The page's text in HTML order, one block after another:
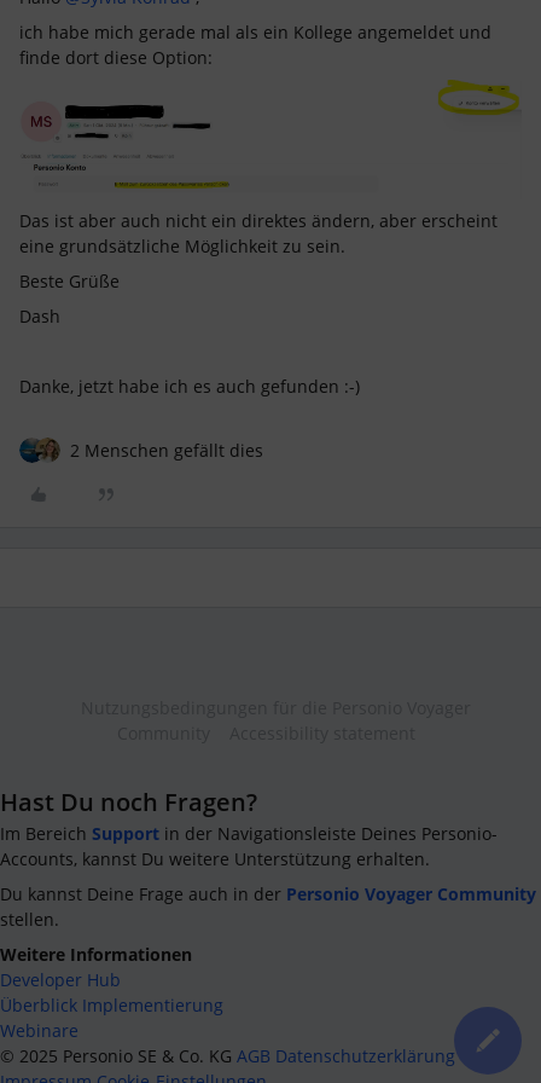
ich habe mich gerade mal als ein Kollege angemeldet und
finde dort diese Option:
Das ist aber auch nicht ein direktes ändern, aber erscheint
eine grundsätzliche Möglichkeit zu sein.
Beste Grüße
Dash
Danke, jetzt habe ich es auch gefunden :-)
2 Menschen gefällt dies
Hast Du noch Fragen?
Im Bereich Support in der Navigationsleiste Deines Personio-
Accounts, kannst Du weitere Unterstützung erhalten.
Du kannst Deine Frage auch in der Personio Voyager Community
stellen.
Weitere Informationen
Developer Hub
Überblick Implementierung
Webinare
© 2025 Personio SE & Co. KG AGB Datenschutzerklärung